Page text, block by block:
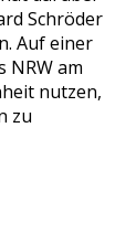
Schröder
Auf einer
NRW am
nutzen,
zu